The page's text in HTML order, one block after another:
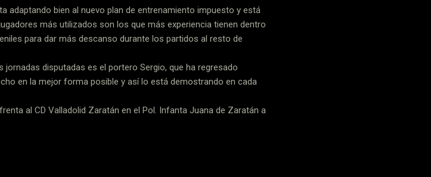
adaptando bien al nuevo plan de entrenamiento impuesto y está
más utilizados son los que más experiencia tienen dentro
para dar más descanso durante los partidos al resto de
disputadas es el portero Sergio, que ha regresado
en la mejor forma posible y así lo está demostrando en cada
al CD Valladolid Zaratán en el Pol. Infanta Juana de Zaratán a